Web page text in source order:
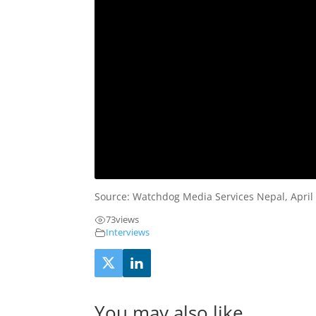
Source: Watchdog Media Services Nepal, April
73views
Interviews